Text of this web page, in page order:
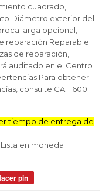
cuadrado,
Diámetro exterior del
larga opcional,
reparación Reparable
de reparación,
auditado en el Centro
Para obtener
consulte CAT1600
tiempo de entrega de
en moneda
pin